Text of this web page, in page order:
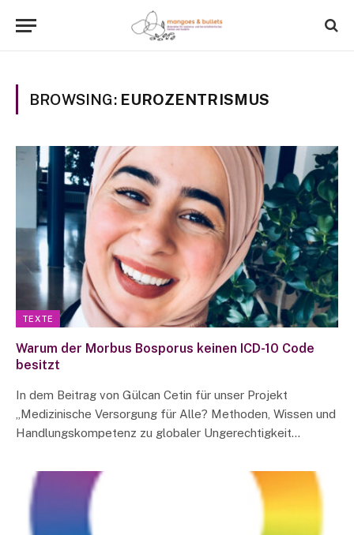
BROWSING: EUROZENTRISMUS
TEXTE
Warum der Morbus Bosporus keinen ICD-10 Code
besitzt
In dem Beitrag von Gülcan Cetin für unser Projekt
„Medizinische Versorgung für Alle? Methoden, Wissen und
Handlungskompetenz zu globaler Ungerechtigkeit…